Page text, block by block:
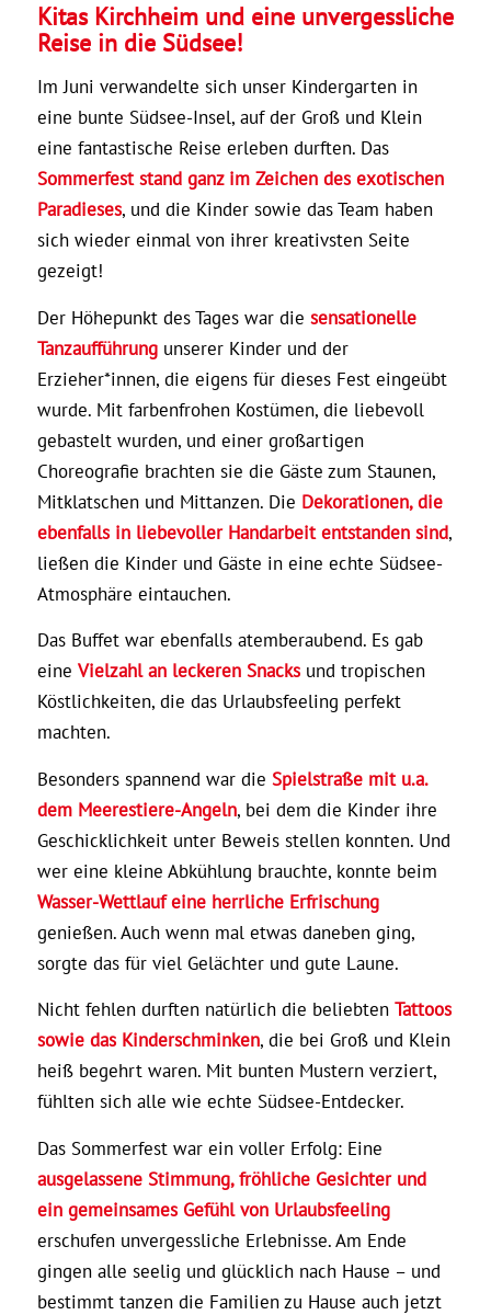
Kitas Kirchheim und eine unvergessliche
Reise in die Südsee!
Im Juni verwandelte sich unser Kindergarten in
eine bunte Südsee-Insel, auf der Groß und Klein
eine fantastische Reise erleben durften. Das
Sommerfest stand ganz im Zeichen des exotischen
Paradieses, und die Kinder sowie das Team haben
sich wieder einmal von ihrer kreativsten Seite
gezeigt!
Der Höhepunkt des Tages war die sensationelle
Tanzaufführungunserer Kinder und der
Erzieher*innen, die eigens für dieses Fest eingeübt
wurde. Mit farbenfrohen Kostümen, die liebevoll
gebastelt wurden, und einer großartigen
Choreografie brachten sie die Gäste zum Staunen,
Mitklatschen und Mittanzen. Die Dekorationen, die
ebenfalls in liebevoller Handarbeit entstanden sind,
ließen die Kinder und Gäste in eine echte Südsee-
Atmosphäre eintauchen.
Das Buffet war ebenfalls atemberaubend. Es gab
eine Vielzahl an leckeren Snacksund tropischen
Köstlichkeiten, die das Urlaubsfeeling perfekt
machten.
Besonders spannend war die Spielstraße mit u.a.
dem Meerestiere-Angeln, bei dem die Kinder ihre
Geschicklichkeit unter Beweis stellen konnten. Und
wer eine kleine Abkühlung brauchte, konnte beim
Wasser-Wettlauf eine herrliche Erfrischung
genießen. Auch wenn mal etwas daneben ging,
sorgte das für viel Gelächter und gute Laune.
Nicht fehlen durften natürlich die beliebten Tattoos
sowie das Kinderschminken, die bei Groß und Klein
heiß begehrt waren. Mit bunten Mustern verziert,
fühlten sich alle wie echte Südsee-Entdecker.
Das Sommerfest war ein voller Erfolg: Eine
ausgelassene Stimmung, fröhliche Gesichter und
ein gemeinsames Gefühl von Urlaubsfeeling
erschufen unvergessliche Erlebnisse. Am Ende
gingen alle seelig und glücklich nach Hause – und
bestimmt tanzen die Familien zu Hause auch jetzt